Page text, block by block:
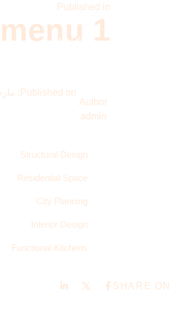
Published in:
1
Author
admin
Published on: مارس
Structural Design
Residential Space
City Planning
Interior Design
Functional Kitchens
SHARE ON